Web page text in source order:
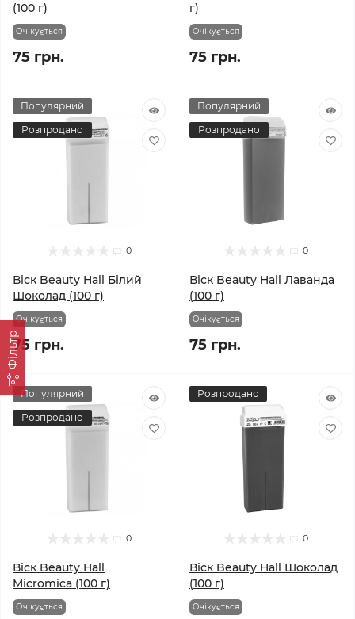
Фільтр
(100 г)
Очікується
75 грн.
г)
Очікується
75 грн.
Популярний
Розпродано
0
Віск Beauty Hall Білий
Шоколад (100 г)
Очікується
75 грн.
Популярний
Розпродано
0
Віск Beauty Hall Лаванда
(100 г)
Очікується
75 грн.
Популярний
Розпродано
0
Віск Beauty Hall
Micromica (100 г)
Очікується
Розпродано
0
Віск Beauty Hall Шоколад
(100 г)
Очікується